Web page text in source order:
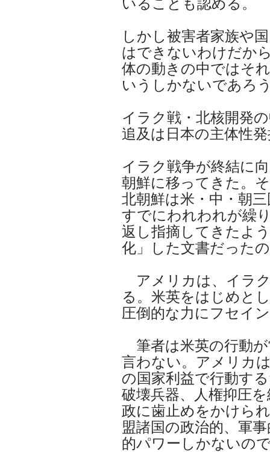
いることも認める。
しかし被害者家族や
はできないわけだか
体の動きの中ではそ
いうしかないであろ
イラク戦・北核開発
追及は日本の主体性
イラク戦争が終結に
朝鮮に移ってきた。
北朝鮮は米・中・朝
すでにわれわれが繰
返し指摘してきたよ
化」した文書だった
アメリカは、イラ
る。米英をはじめと
圧倒的な力にフセイ
筆者は米英の行動
言わない。アメリカ
の国家利益で行動す
破壊兵器、人権抑圧
政に歯止めをかけら
盟諸国の政治的、軍
的パワーしかないの